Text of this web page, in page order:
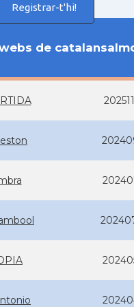
Registrar-t'hi!
de